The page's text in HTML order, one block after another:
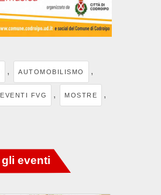
, AUTOMOBILISMO ,
EVENTI FVG , MOSTRE ,